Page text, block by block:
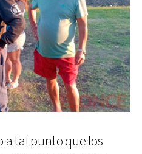
a tal punto que los